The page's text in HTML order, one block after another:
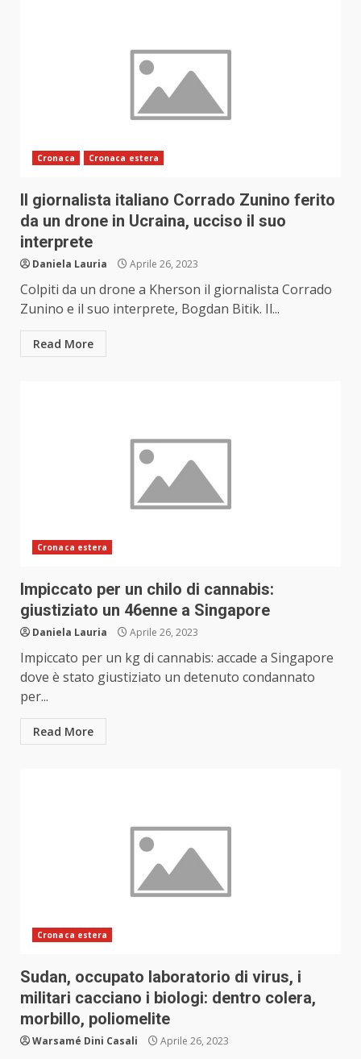
Cronaca Cronaca estera
Il giornalista italiano Corrado Zunino ferito
da un drone in Ucraina, ucciso il suo
interprete
Daniela Lauria Aprile 26, 2023
Colpiti da un drone a Kherson il giornalista Corrado
Zunino e il suo interprete, Bogdan Bitik. Il...
Read More
Cronaca estera
Impiccato per un chilo di cannabis:
giustiziato un 46enne a Singapore
Daniela Lauria Aprile 26, 2023
Impiccato per un kg di cannabis: accade a Singapore
dove è stato giustiziato un detenuto condannato
per...
Read More
Cronaca estera
Sudan, occupato laboratorio di virus, i
militari cacciano i biologi: dentro colera,
morbillo, poliomelite
Warsamé Dini Casali Aprile 26, 2023